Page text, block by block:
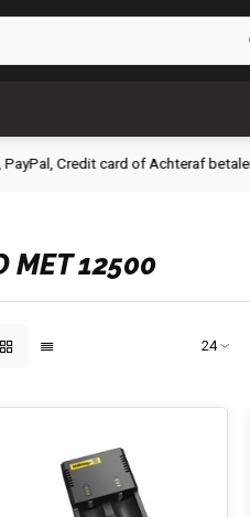
Credit card of Achteraf betalen)
MET 12500